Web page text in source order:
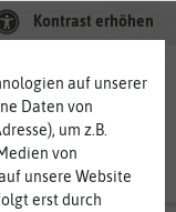
Kontrast erhöhen
auf unserer
Daten von
um z.B.
von
unsere Website
erst durch